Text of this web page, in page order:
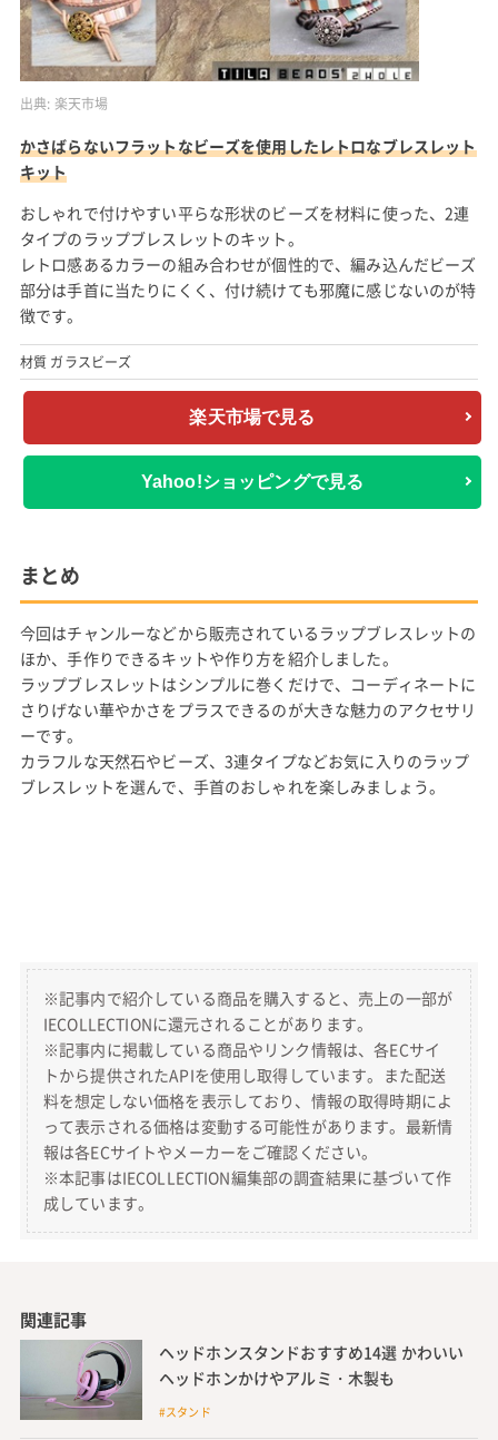
出典: 楽天市場
かさばらないフラットなビーズを使用したレトロなブレスレット
キット
おしゃれで付けやすい平らな形状のビーズを材料に使った、2連
タイプのラップブレスレットのキット。
レトロ感あるカラーの組み合わせが個性的で、編み込んだビーズ
部分は手首に当たりにくく、付け続けても邪魔に感じないのが特
徴です。
材質 ガラスビーズ
楽天市場で見る
Yahoo!ショッピングで見る
まとめ
今回はチャンルーなどから販売されているラップブレスレットの
ほか、手作りできるキットや作り方を紹介しました。
ラップブレスレットはシンプルに巻くだけで、コーディネートに
さりげない華やかさをプラスできるのが大きな魅力のアクセサリ
ーです。
カラフルな天然石やビーズ、3連タイプなどお気に入りのラップ
ブレスレットを選んで、手首のおしゃれを楽しみましょう。
※記事内で紹介している商品を購入すると、売上の一部が
IECOLLECTIONに還元されることがあります。
※記事内に掲載している商品やリンク情報は、各ECサイ
トから提供されたAPIを使用し取得しています。また配送
料を想定しない価格を表示しており、情報の取得時期によ
って表示される価格は変動する可能性があります。最新情
報は各ECサイトやメーカーをご確認ください。
※本記事はIECOLLECTION編集部の調査結果に基づいて作
成しています。
関連記事
ヘッドホンスタンドおすすめ14選 かわいい
ヘッドホンかけやアルミ・木製も
#スタンド